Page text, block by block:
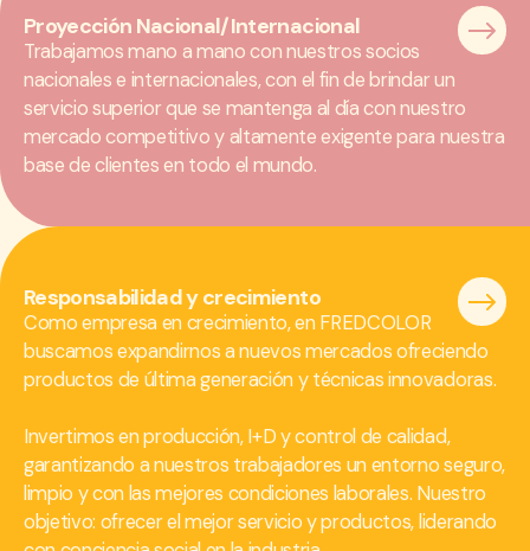
Proyección Nacional/Internacional
Trabajamos mano a mano con nuestros socios
nacionales e internacionales, con el fin de brindar un
servicio superior que se mantenga al día con nuestro
mercado competitivo y altamente exigente para nuestra
base de clientes en todo el mundo.
Responsabilidad y crecimiento
Como empresa en crecimiento, en FREDCOLOR
buscamos expandirnos a nuevos mercados ofreciendo
productos de última generación y técnicas innovadoras.
Invertimos en producción, I+D y control de calidad,
garantizando a nuestros trabajadores un entorno seguro,
limpio y con las mejores condiciones laborales. Nuestro
objetivo: ofrecer el mejor servicio y productos, liderando